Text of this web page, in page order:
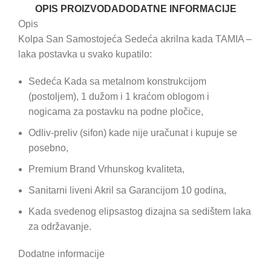
OPIS PROIZVODA DODATNE INFORMACIJE
Opis
Kolpa San Samostojeća Sedeća akrilna kada TAMIA –
laka postavka u svako kupatilo:
Sedeća Kada sa metalnom konstrukcijom
(postoljem), 1 dužom i 1 kraćom oblogom i
nogicama za postavku na podne pločice,
Odliv-preliv (sifon) kade nije uračunat i kupuje se
posebno,
Premium Brand Vrhunskog kvaliteta,
Sanitarni liveni Akril sa Garancijom 10 godina,
Kada svedenog elipsastog dizajna sa sedištem laka
za održavanje.
Dodatne informacije